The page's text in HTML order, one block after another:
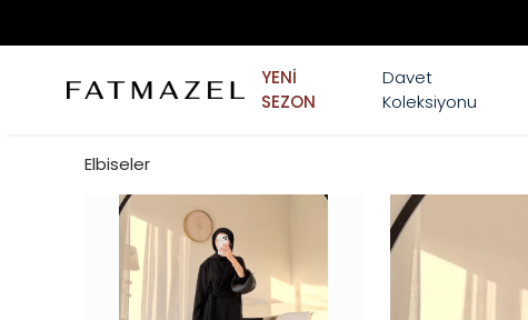
YENİ
SEZON
Davet
Koleksiyonu
Elbiseler